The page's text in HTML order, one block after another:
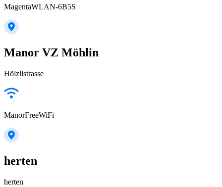
MagentaWLAN-6B5S
Manor VZ Möhlin
Hölzlistrasse
ManorFreeWiFi
herten
herten